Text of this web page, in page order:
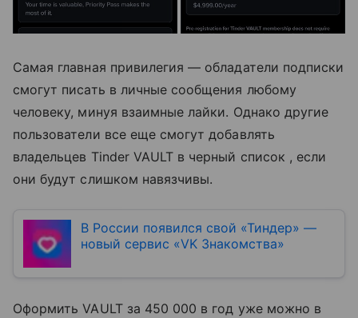
Самая главная привилегия — обладатели подписки
смогут писать в личные сообщения любому
человеку, минуя взаимные лайки. Однако другие
пользователи все еще смогут добавлять
владельцев Tinder VAULT в черный список , если
они будут слишком навязчивы.
В России появился свой «Тиндер» —
новый сервис «VK Знакомства»
Оформить VAULT за 450 000 в год уже можно в